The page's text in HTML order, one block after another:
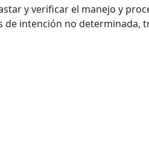
y verificar el manejo y
de intención no determinada,